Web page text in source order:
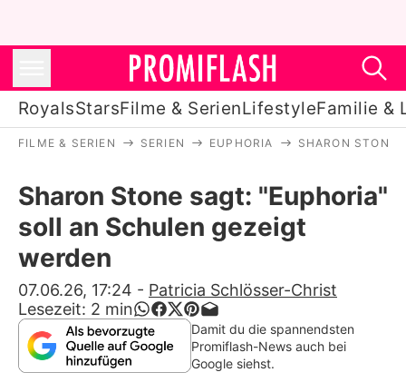
RoyalsStarsFilme & SerienLifestyleFamilie &
Stars
Filme & Serien
Lifestyle
Familie & Liebe
Promiflash Exklusiv
FILME & SERIEN SERIEN EUPHORIA SHARON STONE
Sharon Stone sagt: "Euphoria"
soll an Schulen gezeigt
werden
07.06.26, 17:24 - Patricia Schlösser-Christ
Lesezeit: 2 min
Damit du die spannendsten
Promiflash-News auch bei
Google siehst.